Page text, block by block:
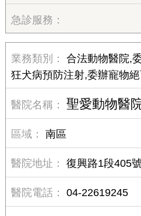
合法動物醫院,
狂犬病預防注射,委辦寵物
聖愛動物醫
南區
復興路1段405號
04-22619245